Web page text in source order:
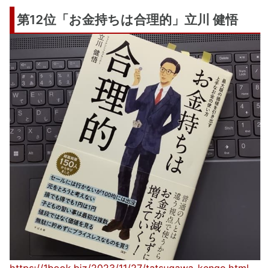
第12位「お金持ちは合理的」立川 健悟